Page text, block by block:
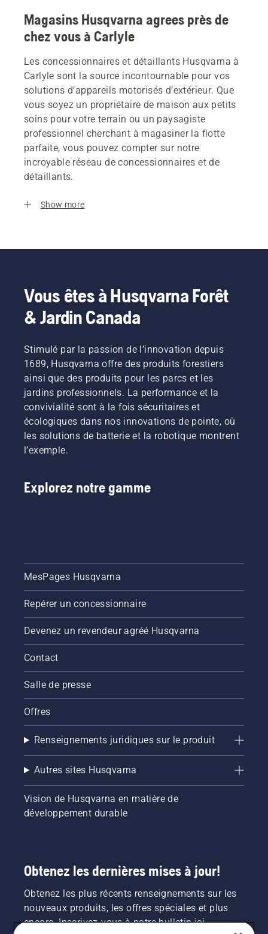
Magasins Husqvarna agrees près de
chez vous à Carlyle
Les concessionnaires et détaillants Husqvarna à
Carlyle sont la source incontournable pour vos
solutions d’appareils motorisés d’extérieur. Que
vous soyez un propriétaire de maison aux petits
soins pour votre terrain ou un paysagiste
professionnel cherchant à magasiner la flotte
parfaite, vous pouvez compter sur notre
incroyable réseau de concessionnaires et de
détaillants.
Show more
Vous êtes à Husqvarna Forêt
& Jardin Canada
Stimulé par la passion de l’innovation depuis
1689, Husqvarna offre des produits forestiers
ainsi que des produits pour les parcs et les
jardins professionnels. La performance et la
convivialité sont à la fois sécuritaires et
écologiques dans nos innovations de pointe, où
les solutions de batterie et la robotique montrent
l’exemple.
Explorez notre gamme
MesPages Husqvarna
Repérer un concessionnaire
Devenez un revendeur agréé Husqvarna
Contact
Salle de presse
Offres
Renseignements juridiques sur le produit
Autres sites Husqvarna
Vision de Husqvarna en matière de
développement durable
Obtenez les dernières mises à jour!
Obtenez les plus récents renseignements sur les
nouveaux produits, les offres spéciales et plus
encore. Inscrivez-vous à notre bulletin ici.